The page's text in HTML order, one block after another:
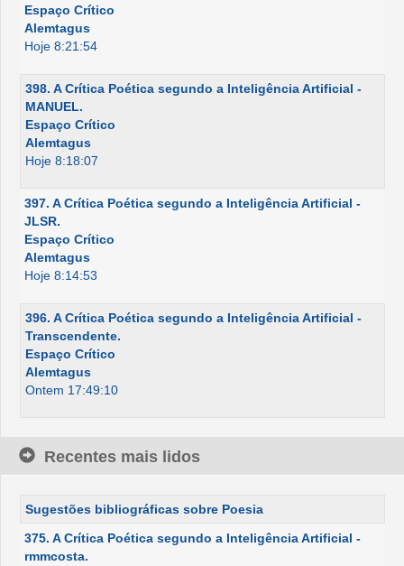
Espaço Crítico
Alemtagus
Hoje 8:21:54
398. A Crítica Poética segundo a Inteligência Artificial -
MANUEL.
Espaço Crítico
Alemtagus
Hoje 8:18:07
397. A Crítica Poética segundo a Inteligência Artificial -
JLSR.
Espaço Crítico
Alemtagus
Hoje 8:14:53
396. A Crítica Poética segundo a Inteligência Artificial -
Transcendente.
Espaço Crítico
Alemtagus
Ontem 17:49:10
Recentes mais lidos
Sugestões bibliográficas sobre Poesia
375. A Crítica Poética segundo a Inteligência Artificial -
rmmcosta.